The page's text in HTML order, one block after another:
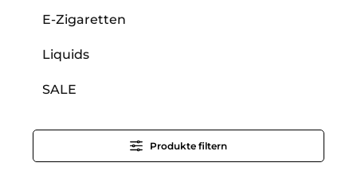
E-Zigaretten
Liquids
SALE
Produkte filtern